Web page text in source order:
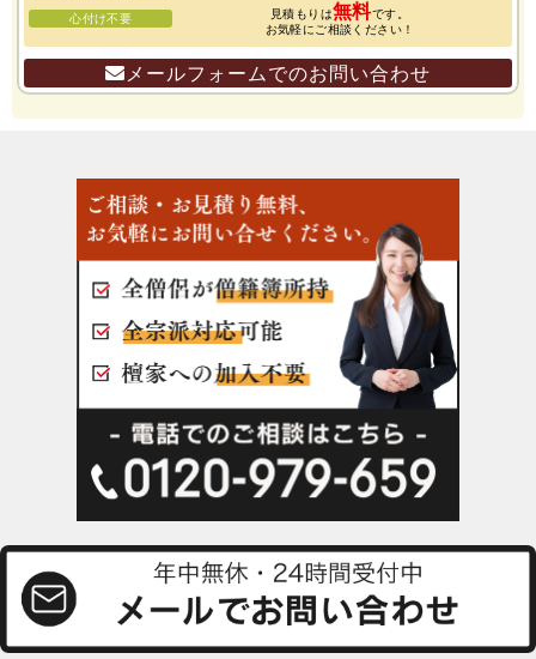
心付け不要 見積もりは無料です。
お気軽にご相談ください！
メールフォームでのお問い合わせ